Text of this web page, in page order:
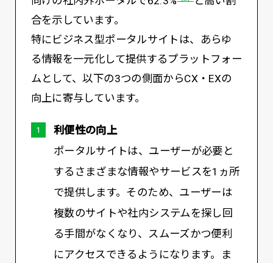
合を示しています。
特にビジネス型ポータルサイトは、あらゆ
る情報を一元化して提供するプラットフォー
ムとして、以下の3つの側面からCX・EXの
向上に寄与しています。
利便性の向上
ポータルサイトは、ユーザーが必要と
するさまざまな情報やサービスを1ヵ所
で提供します。そのため、ユーザーは
複数のサイトや社内システムを探し回
る手間がなくなり、スムーズかつ便利
にアクセスできるようになります。ま